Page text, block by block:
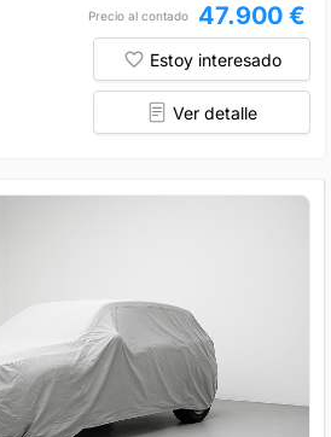
Precio al contado 47.900 €
Estoy interesado
Ver detalle